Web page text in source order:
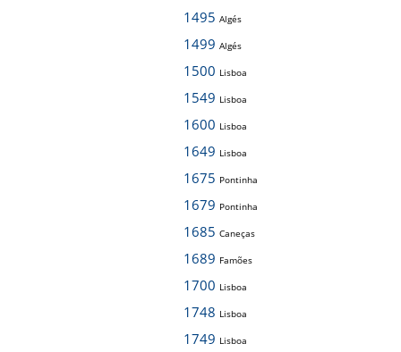
1495 Algés
1499 Algés
1500 Lisboa
1549 Lisboa
1600 Lisboa
1649 Lisboa
1675 Pontinha
1679 Pontinha
1685 Caneças
1689 Famões
1700 Lisboa
1748 Lisboa
1749 Lisboa